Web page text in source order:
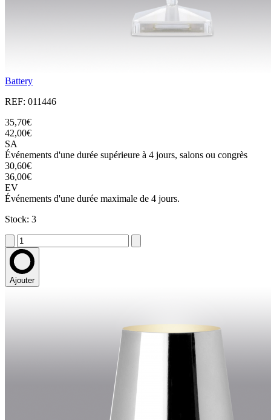
Battery
REF: 011446
35,70€
42,00€
SA
Événements d'une durée supérieure à 4 jours, salons ou congrès
30,60€
36,00€
EV
Événements d'une durée maximale de 4 jours.
Stock: 3
Ajouter